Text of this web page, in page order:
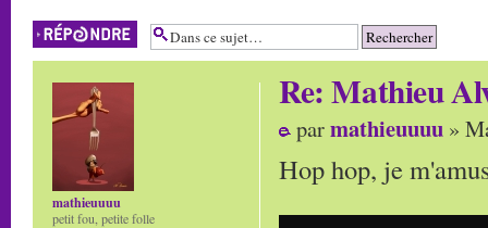
Répondre
Re: Mathieu
parmathieuuuu »
Hop hop, je
mathieuuuu
petit fou, petite folle